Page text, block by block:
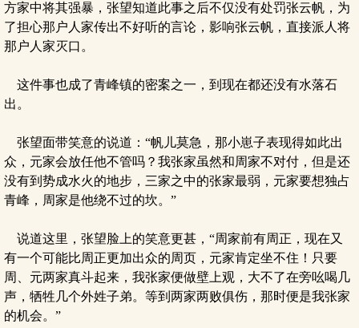
方家中将其强暴，张望知道此事之后不仅没有处罚张云帆，为
了担心那户人家传出不好听的言论，影响张云帆，直接派人将
那户人家灭口。
这件事也成了青峰镇的密案之一，到现在都还没有水落石
出。
张望面带笑意的说道：“帆儿莫急，那小崽子表现得如此出
众，元家会放任他不管吗？我张家虽然和周家不对付，但是还
没有到势成水火的地步，三家之中的张家最弱，元家要想独占
青峰，周家是他绕不过的坎。”
说道这里，张望脸上的笑意更甚，“周家前有周正，现在又
有一个可能比周正更加出众的周页，元家肯定坐不住！只要
周、元两家真斗起来，我张家便做壁上观，大不了在旁吆喝几
声，牺牲几个外姓子弟。等到两家两败俱伤，那时便是我张家
的机会。”